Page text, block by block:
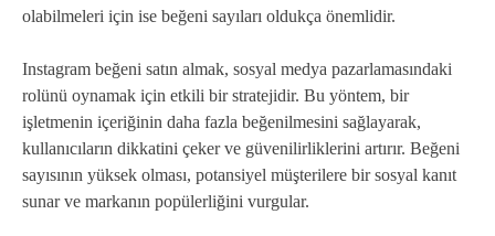
olabilmeleri için ise beğeni sayıları oldukça önemlidir.
Instagram beğeni satın almak, sosyal medya pazarlamasındaki
rolünü oynamak için etkili bir stratejidir. Bu yöntem, bir
işletmenin içeriğinin daha fazla beğenilmesini sağlayarak,
kullanıcıların dikkatini çeker ve güvenilirliklerini artırır. Beğeni
sayısının yüksek olması, potansiyel müşterilere bir sosyal kanıt
sunar ve markanın popülerliğini vurgular.